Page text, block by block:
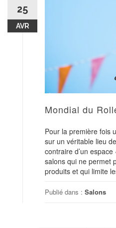
25
AVR
Mondial du
Pour la première fois
sur un véritable lieu
contraire d’un
salons qui ne permet
produits et qui limite
Publié dans : Salons